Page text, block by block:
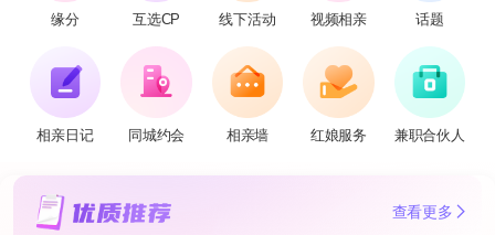
缘分 互选CP 线下活动 视频相亲 话题
相亲日记 同城约会 相亲墙 红娘服务 兼职合伙人
查看更多